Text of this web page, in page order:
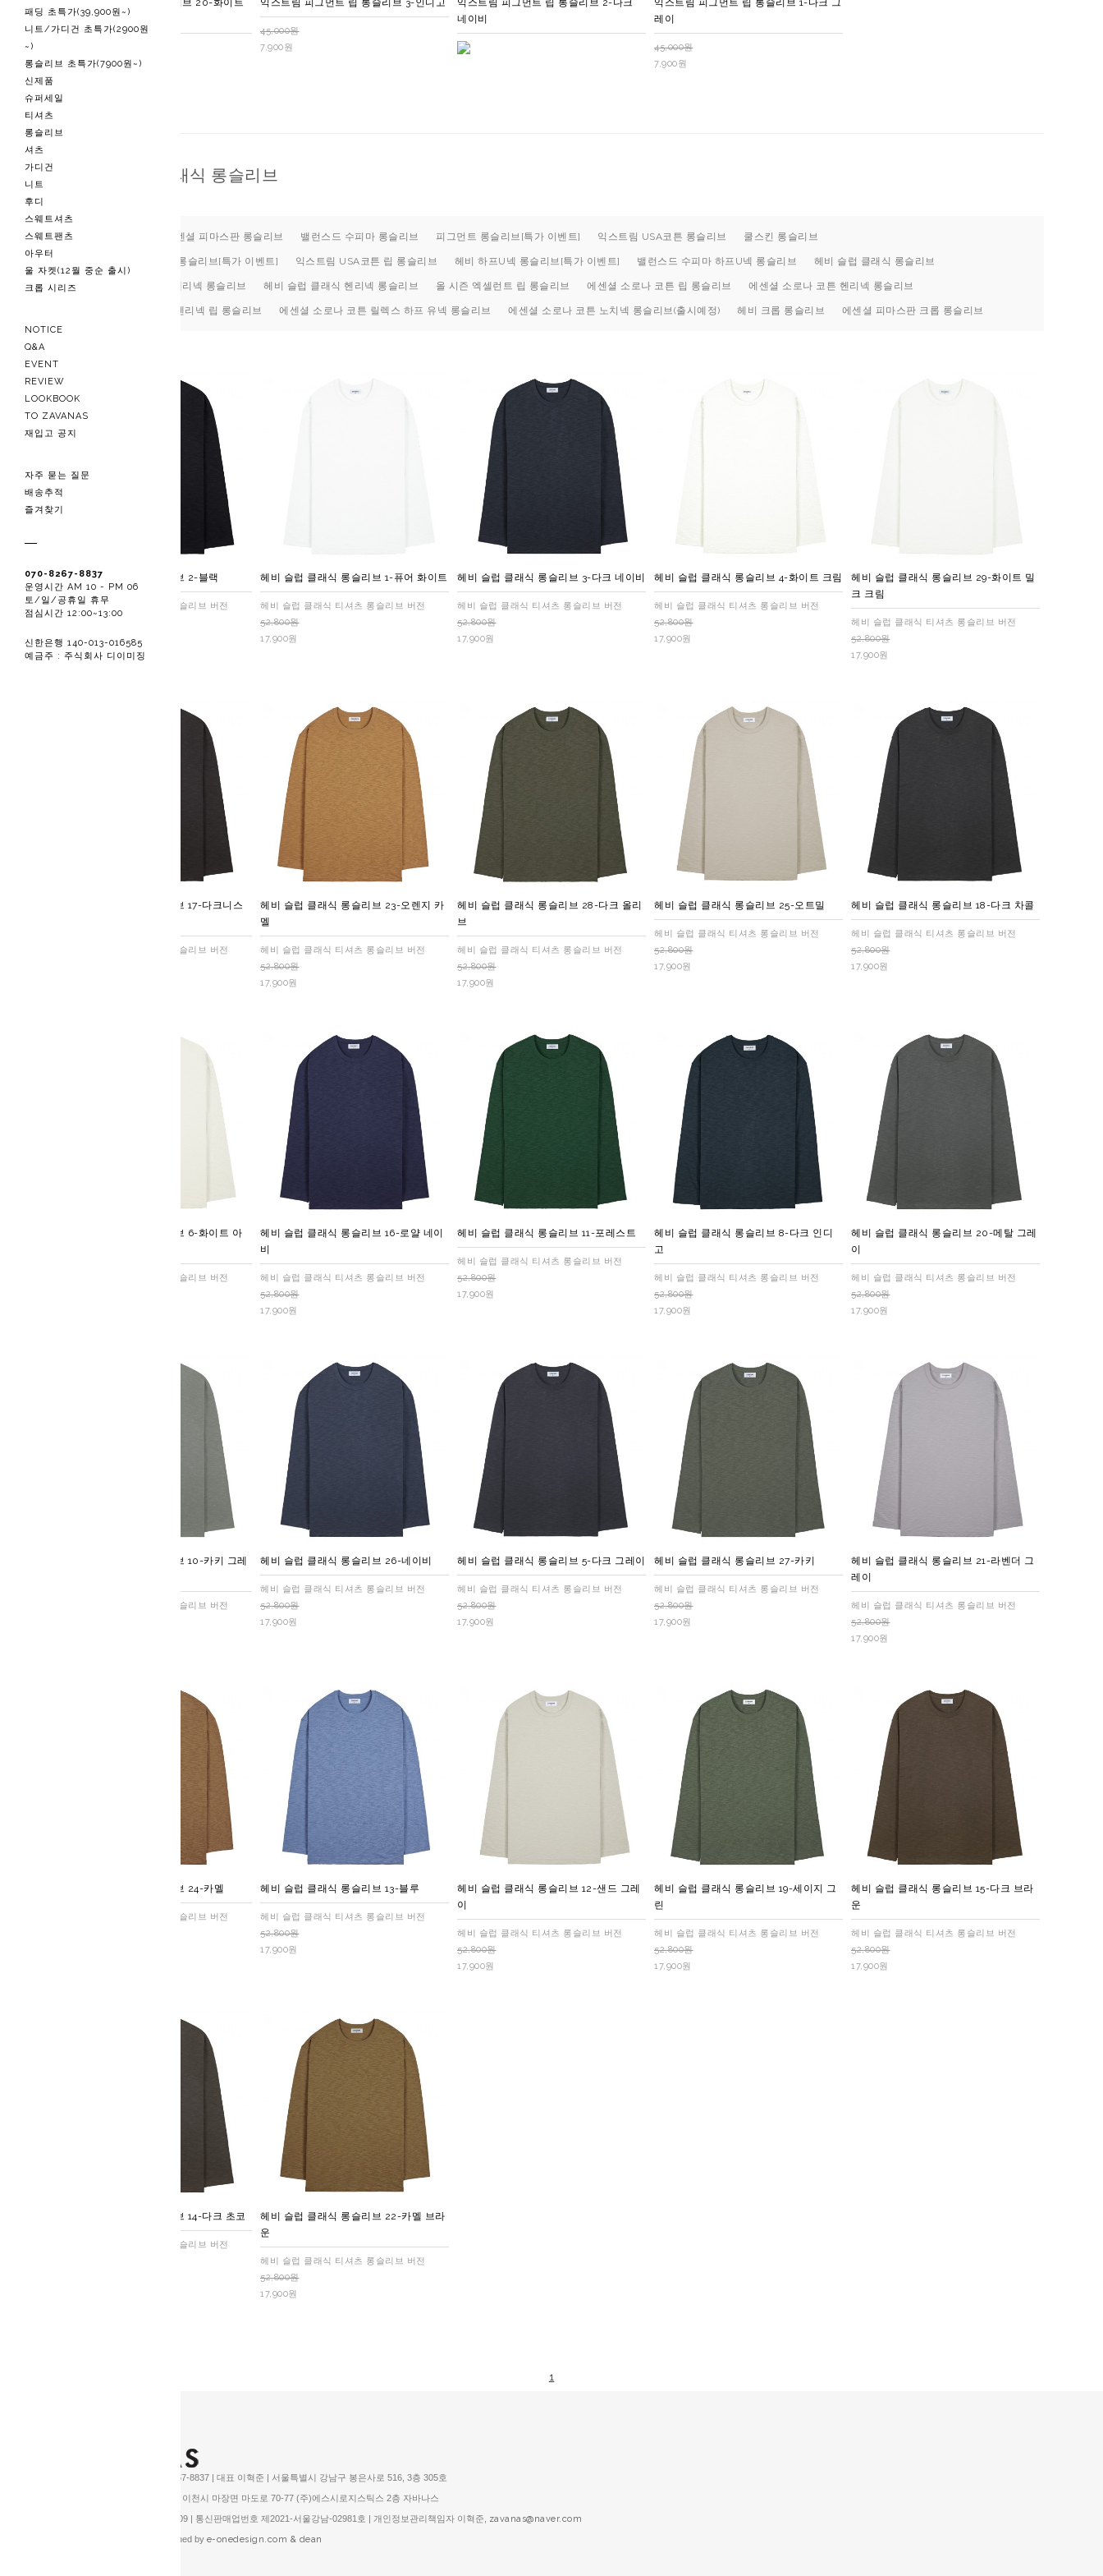
패딩 초특가(39,900원~)
니트/가디건 초특가(2900원
~)
롱슬리브 초특가(7900원~)
신제품
슈퍼세일
티셔츠
롱슬리브
셔츠
가디건
니트
후디
스웨트셔츠
스웨트팬츠
아우터
울 자켓(12월 중순 출시)
크롭 시리즈
NOTICE
Q&A
EVENT
REVIEW
LOOKBOOK
TO ZAVANAS
재입고 공지
자주 묻는 질문
배송추적
즐겨찾기
070-8267-8837
운영시간 AM 10 - PM 06
토/일/공휴일 휴무
점심시간 12:00~13:00
신한은행 140-013-016585
예금주 : 주식회사 디이미징
익스트림 USA코튼 롱슬리브 20-화이트
메란지
39,600원
익스트림 피그먼트 립 롱슬리브 3-인디고
45,000원
7,900원
익스트림 피그먼트 립 롱슬리브 2-다크
네이비
익스트림 피그먼트 립 롱슬리브 1-다크 그
레이
45,000원
7,900원
헤비 슬럽 클래식 롱슬리브
에센셜 피마스판 롱슬리브 밸런스드 수피마 롱슬리브 피그먼트 롱슬리브[특가 이벤트] 익스트림 USA코튼 롱슬리브 쿨스킨 롱슬리브
소프트 코튼 카라 립 롱슬리브[특가 이벤트] 익스트림 USA코튼 립 롱슬리브 헤비 하프U넥 롱슬리브[특가 이벤트] 밸런스드 수피마 하프U넥 롱슬리브 헤비 슬럽 클래식 롱슬리브
익스트림 USA코튼 헨리넥 롱슬리브 헤비 슬럽 클래식 헨리넥 롱슬리브 올 시즌 엑셀런트 립 롱슬리브 에센셜 소로나 코튼 립 롱슬리브 에센셜 소로나 코튼 헨리넥 롱슬리브
에센셜 소로나 코튼 헨리넥 립 롱슬리브 에센셜 소로나 코튼 릴렉스 하프 유넥 롱슬리브 에센셜 소로나 코튼 노치넥 롱슬리브(출시예정) 헤비 크롭 롱슬리브 에센셜 피마스판 크롭 롱슬리브
헤비 슬럽 클래식 롱슬리브 2-블랙
헤비 슬럽 클래식 티셔츠 롱슬리브 버전
17,900원
헤비 슬럽 클래식 롱슬리브 1-퓨어 화이트
헤비 슬럽 클래식 티셔츠 롱슬리브 버전
52,800원
17,900원
헤비 슬럽 클래식 롱슬리브 3-다크 네이비
헤비 슬럽 클래식 티셔츠 롱슬리브 버전
52,800원
17,900원
헤비 슬럽 클래식 롱슬리브 4-화이트 크림
헤비 슬럽 클래식 티셔츠 롱슬리브 버전
52,800원
17,900원
헤비 슬럽 클래식 롱슬리브 29-화이트 밀
크 크림
헤비 슬럽 클래식 티셔츠 롱슬리브 버전
52,800원
17,900원
헤비 슬럽 클래식 롱슬리브 17-다크니스
헤비 슬럽 클래식 티셔츠 롱슬리브 버전
헤비 슬럽 클래식 롱슬리브 23-오렌지 카
멜
헤비 슬럽 클래식 티셔츠 롱슬리브 버전
52,800원
17,900원
헤비 슬럽 클래식 롱슬리브 28-다크 올리
브
헤비 슬럽 클래식 티셔츠 롱슬리브 버전
52,800원
17,900원
헤비 슬럽 클래식 롱슬리브 25-오트밀
헤비 슬럽 클래식 티셔츠 롱슬리브 버전
52,800원
17,900원
헤비 슬럽 클래식 롱슬리브 18-다크 차콜
헤비 슬럽 클래식 티셔츠 롱슬리브 버전
52,800원
17,900원
헤비 슬럽 클래식 롱슬리브 6-화이트 아
헤비 슬럽 클래식 티셔츠 롱슬리브 버전
헤비 슬럽 클래식 롱슬리브 16-로얄 네이
비
헤비 슬럽 클래식 티셔츠 롱슬리브 버전
52,800원
17,900원
헤비 슬럽 클래식 롱슬리브 11-포레스트
헤비 슬럽 클래식 티셔츠 롱슬리브 버전
52,800원
17,900원
헤비 슬럽 클래식 롱슬리브 8-다크 인디
고
헤비 슬럽 클래식 티셔츠 롱슬리브 버전
52,800원
17,900원
헤비 슬럽 클래식 롱슬리브 20-메탈 그레
이
헤비 슬럽 클래식 티셔츠 롱슬리브 버전
52,800원
17,900원
헤비 슬럽 클래식 롱슬리브 10-카키 그레
헤비 슬럽 클래식 티셔츠 롱슬리브 버전
헤비 슬럽 클래식 롱슬리브 26-네이비
헤비 슬럽 클래식 티셔츠 롱슬리브 버전
52,800원
17,900원
헤비 슬럽 클래식 롱슬리브 5-다크 그레이
헤비 슬럽 클래식 티셔츠 롱슬리브 버전
52,800원
17,900원
헤비 슬럽 클래식 롱슬리브 27-카키
헤비 슬럽 클래식 티셔츠 롱슬리브 버전
52,800원
17,900원
헤비 슬럽 클래식 롱슬리브 21-라벤더 그
레이
헤비 슬럽 클래식 티셔츠 롱슬리브 버전
52,800원
17,900원
헤비 슬럽 클래식 롱슬리브 24-카멜
헤비 슬럽 클래식 티셔츠 롱슬리브 버전
헤비 슬럽 클래식 롱슬리브 13-블루
헤비 슬럽 클래식 티셔츠 롱슬리브 버전
52,800원
17,900원
헤비 슬럽 클래식 롱슬리브 12-샌드 그레
이
헤비 슬럽 클래식 티셔츠 롱슬리브 버전
52,800원
17,900원
헤비 슬럽 클래식 롱슬리브 19-세이지 그
린
헤비 슬럽 클래식 티셔츠 롱슬리브 버전
52,800원
17,900원
헤비 슬럽 클래식 롱슬리브 15-다크 브라
운
헤비 슬럽 클래식 티셔츠 롱슬리브 버전
52,800원
17,900원
헤비 슬럽 클래식 롱슬리브 14-다크 초코
헤비 슬럽 클래식 티셔츠 롱슬리브 버전
헤비 슬럽 클래식 롱슬리브 22-카멜 브라
운
헤비 슬럽 클래식 티셔츠 롱슬리브 버전
52,800원
17,900원
1
주식회사 디이미징 | 070-8267-8837 | 대표 이혁준 | 서울특별시 강남구 봉은사로 516, 3층 305호
▶ 반품주소: (17382) 경기도 이천시 마장면 마도로 70-77 (주)에스시로지스틱스 2층 자바나스
사업자등록번호 858-86-01509 | 통신판매업번호 제2021-서울강남-02981호 | 개인정보관리책임자 이혁준, zavanas@naver.com
copyright @ 디이미징 designed by e-onedesign.com & dean